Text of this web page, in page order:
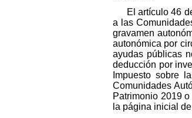
El artículo 46
a las
gravamen
autonómica por
ayudas públicas
deducción por
Impuesto sobre
Comunidades
Patrimonio 2019
la página inicial